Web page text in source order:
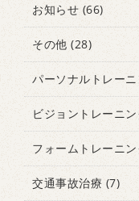
お知らせ (66)
その他 (28)
パーソナルトレー
ビジョントレーニ
フォームトレーニ
交通事故治療 (7)